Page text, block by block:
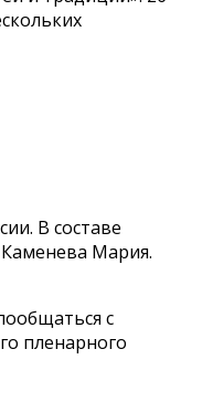
В составе
Мария.
с
пленарного